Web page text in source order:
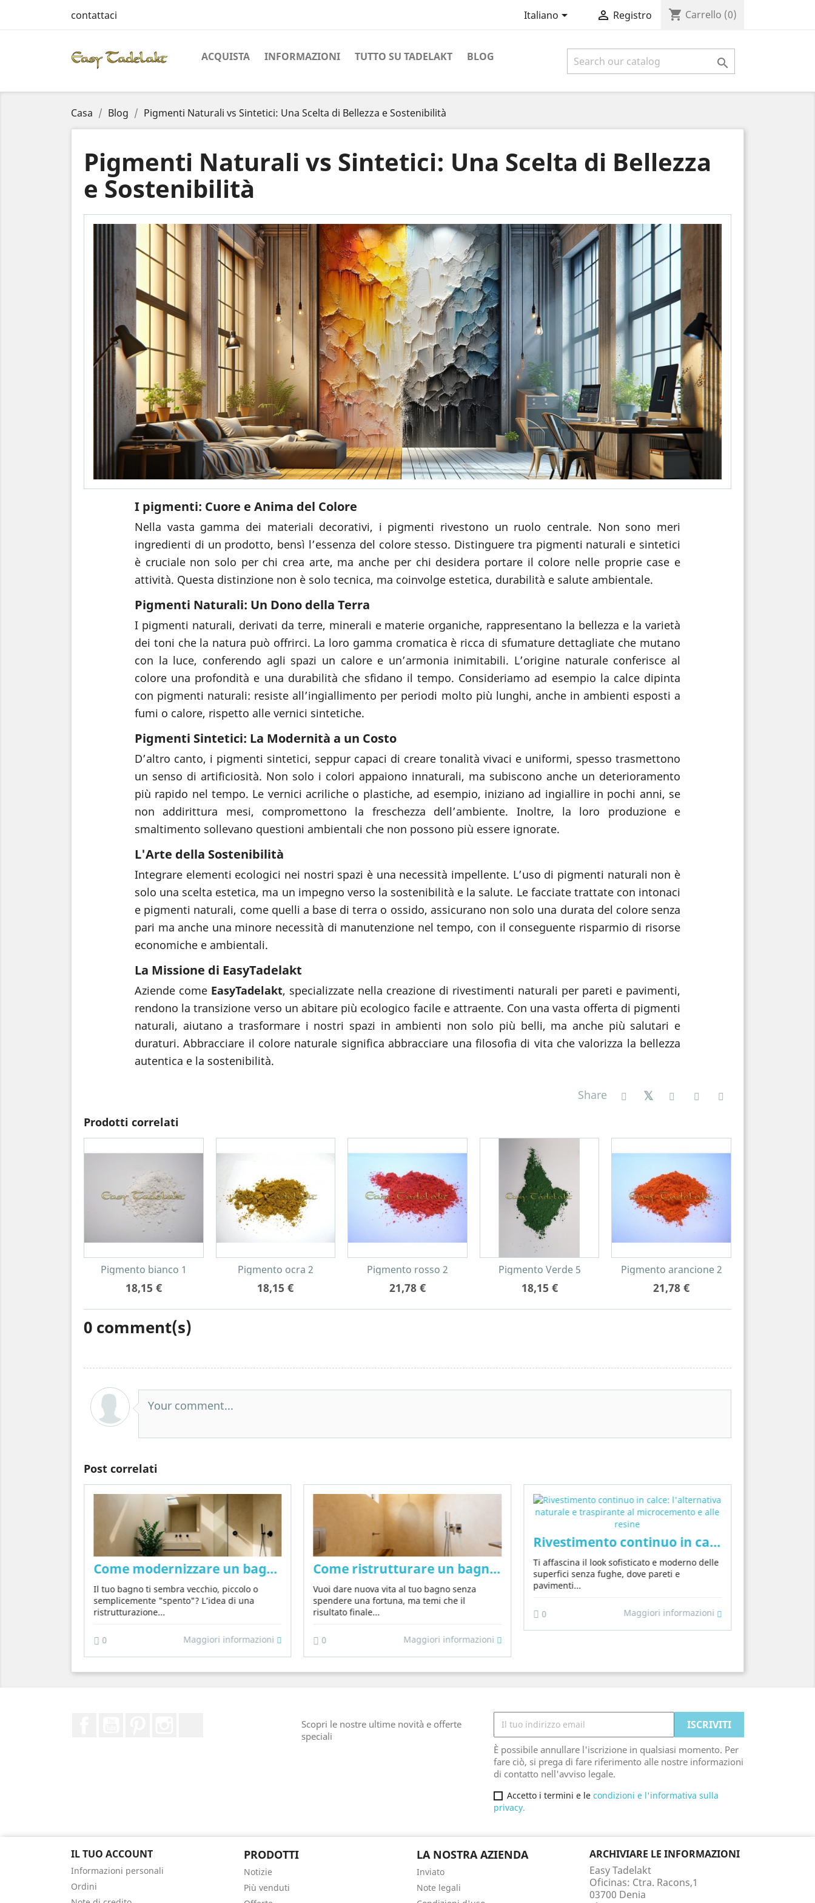
contattaci Italiano  Registro shopping_cart Carrello (0)
ACQUISTA INFORMAZIONI TUTTO SU TADELAKT BLOG 
Casa Blog Pigmenti Naturali vs Sintetici: Una Scelta di Bellezza e Sostenibilità
Pigmenti Naturali vs Sintetici: Una Scelta di Bellezza
e Sostenibilità
I pigmenti: Cuore e Anima del Colore
Nella vasta gamma dei materiali decorativi, i pigmenti rivestono un ruolo centrale. Non sono meri
ingredienti di un prodotto, bensì l’essenza del colore stesso. Distinguere tra pigmenti naturali e sintetici
è cruciale non solo per chi crea arte, ma anche per chi desidera portare il colore nelle proprie case e
attività. Questa distinzione non è solo tecnica, ma coinvolge estetica, durabilità e salute ambientale.
Pigmenti Naturali: Un Dono della Terra
I pigmenti naturali, derivati da terre, minerali e materie organiche, rappresentano la bellezza e la varietà
dei toni che la natura può offrirci. La loro gamma cromatica è ricca di sfumature dettagliate che mutano
con la luce, conferendo agli spazi un calore e un’armonia inimitabili. L’origine naturale conferisce al
colore una profondità e una durabilità che sfidano il tempo. Consideriamo ad esempio la calce dipinta
con pigmenti naturali: resiste all’ingiallimento per periodi molto più lunghi, anche in ambienti esposti a
fumi o calore, rispetto alle vernici sintetiche.
Pigmenti Sintetici: La Modernità a un Costo
D’altro canto, i pigmenti sintetici, seppur capaci di creare tonalità vivaci e uniformi, spesso trasmettono
un senso di artificiosità. Non solo i colori appaiono innaturali, ma subiscono anche un deterioramento
più rapido nel tempo. Le vernici acriliche o plastiche, ad esempio, iniziano ad ingiallire in pochi anni, se
non addirittura mesi, compromettono la freschezza dell’ambiente. Inoltre, la loro produzione e
smaltimento sollevano questioni ambientali che non possono più essere ignorate.
L'Arte della Sostenibilità
Integrare elementi ecologici nei nostri spazi è una necessità impellente. L’uso di pigmenti naturali non è
solo una scelta estetica, ma un impegno verso la sostenibilità e la salute. Le facciate trattate con intonaci
e pigmenti naturali, come quelli a base di terra o ossido, assicurano non solo una durata del colore senza
pari ma anche una minore necessità di manutenzione nel tempo, con il conseguente risparmio di risorse
economiche e ambientali.
La Missione di EasyTadelakt
Aziende come EasyTadelakt, specializzate nella creazione di rivestimenti naturali per pareti e pavimenti,
rendono la transizione verso un abitare più ecologico facile e attraente. Con una vasta offerta di pigmenti
naturali, aiutano a trasformare i nostri spazi in ambienti non solo più belli, ma anche più salutari e
duraturi. Abbracciare il colore naturale significa abbracciare una filosofia di vita che valorizza la bellezza
autentica e la sostenibilità.
Share
Prodotti correlati
Pigmento bianco 1
18,15 €
Pigmento ocra 2
18,15 €
Pigmento rosso 2
21,78 €
Pigmento Verde 5
18,15 €
Pigmento arancione 2
21,78 €
0 comment(s)
Your comment...
Post correlati
sulle pareti in modo naturale, senza prodotti chimici né microcemento
Come modernizzare un bagno in 2026: idee, materiali e tendenze senza ristrutturazione pesante
Il tuo bagno ti sembra vecchio, piccolo o
semplicemente "spento"? L’idea di una
ristrutturazione...
0 Maggiori informazioni
Come ristrutturare un bagno con pochi soldi senza sembrare economico: la
Vuoi dare nuova vita al tuo bagno senza
spendere una fortuna, ma temi che il
risultato finale...
0 Maggiori informazioni
Rivestimento continuo in calce:
Ti affascina il look sofisticato e moderno delle
superfici senza fughe, dove pareti e
pavimenti...
0 Maggiori informazioni
Scopri le nostre ultime novità e offerte
speciali
È possibile annullare l'iscrizione in qualsiasi momento. Per
fare ciò, si prega di fare riferimento alle nostre informazioni
di contatto nell'avviso legale.
Accetto i termini e le condizioni e l'informativa sulla
privacy.
IL TUO ACCOUNT
Informazioni personali
Ordini
PRODOTTI
Notizie
Più venduti
LA NOSTRA AZIENDA
Inviato
Note legali
ARCHIVIARE LE INFORMAZIONI
Easy Tadelakt
Oficinas: Ctra. Racons,1
03700 Denia